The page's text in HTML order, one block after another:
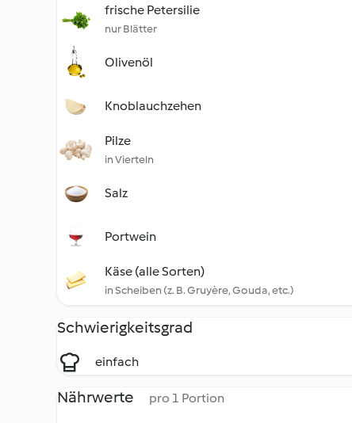
frische Petersilie
nur Blätter
Olivenöl
Knoblauchzehen
Pilze
in Vierteln
Salz
Portwein
Käse (alle Sorten)
in Scheiben (z. B. Gruyère, Gouda, etc.)
Schwierigkeitsgrad
einfach
Nährwerte pro 1 Portion